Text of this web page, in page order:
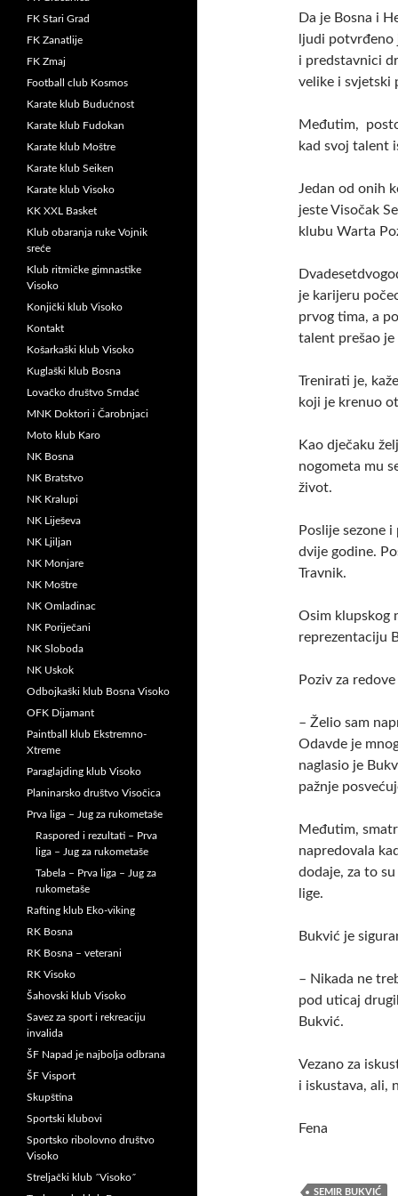
Da je Bosna i
ljudi
i predstavnici
velike i svjetski
Međutim,
kad svoj talent
Jedan od onih
jeste Visočak
klubu Warta
je karijeru
prvog tima, a
talent prešao je
Trenirati je,
koji je krenuo
Kao dječaku
nogometa mu
život.
Poslije sezone
dvije godine.
Travnik.
Osim klupskog
reprezentaciju
Poziv za
– Želio sam
Odavde je
naglasio je
pažnje
Međutim,
napredovala
dodaje, za to
lige.
Bukvić je
– Nikada ne
pod uticaj
Bukvić.
Vezano za
i iskustava, ali,
Fena
SEMIR BUKVIĆ
FK Stari Grad
FK Zanatlije
FK Zmaj
Football club Kosmos
Karate klub Budućnost
Karate klub Fudokan
Karate klub Moštre
Karate klub Seiken
Karate klub Visoko
KK XXL Basket
Klub obaranja ruke Vojnik
sreće
Klub ritmičke gimnastike
Visoko
Konjički klub Visoko
Kontakt
Košarkaški klub Visoko
Kuglaški klub Bosna
Lovačko društvo Srndać
MNK Doktori i Čarobnjaci
Moto klub Karo
NK Bosna
NK Bratstvo
NK Kralupi
NK Liješeva
NK Ljiljan
NK Monjare
NK Moštre
NK Omladinac
NK Poriječani
NK Sloboda
NK Uskok
Odbojkaški klub Bosna Visoko
OFK Dijamant
Paintball klub Ekstremno-
Xtreme
Paraglajding klub Visoko
Planinarsko društvo Visočica
Prva liga – Jug za rukometaše
Raspored i rezultati – Prva
liga – Jug za rukometaše
Tabela – Prva liga – Jug za
rukometaše
Rafting klub Eko-viking
RK Bosna
RK Bosna – veterani
RK Visoko
Šahovski klub Visoko
Savez za sport i rekreaciju
invalida
ŠF Napad je najbolja odbrana
ŠF Visport
Skupština
Sportski klubovi
Sportsko ribolovno društvo
Visoko
Streljački klub ˝Visoko˝